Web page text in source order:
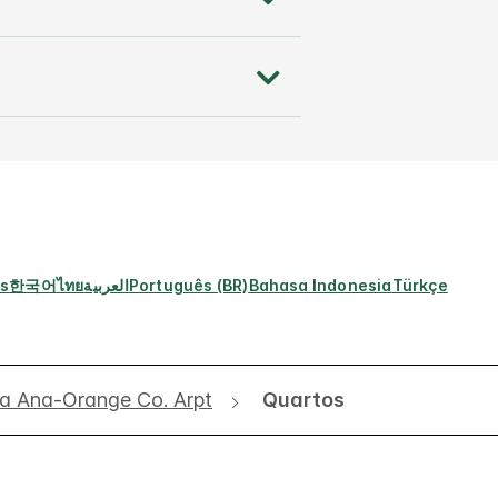
한국어ไทยالعربيةPortuguês (BR)Bahasa IndonesiaTürkçe
Ana-Orange Co. Arpt Quartos